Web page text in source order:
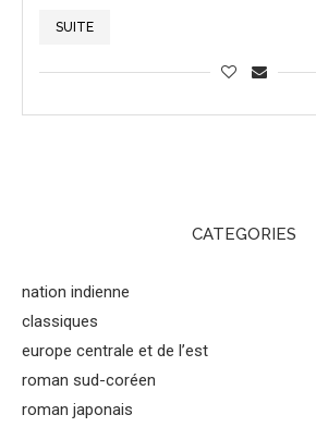
SUITE
CATEGORIES
nation indienne
classiques
europe centrale et de l’est
roman sud-coréen
roman japonais